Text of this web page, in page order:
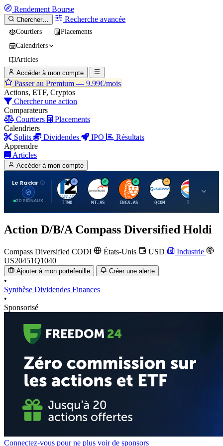
Rendement Bourse
Chercher… Recherche avancée
Courtiers
Placements
Calendriers
Articles
Accéder à mon compte
Passer au Premium — 9.99€/mois
Actions, ETF, Cryptos
Chercher une action
Comparateurs
Courtiers
Placements
Calendriers
Splits
Dividendes IPO
Résultats
Apprendre
Articles
Accéder à mon compte
Le Radar
20 SIGNAUX
T
TTWO
A
MT.AS
I
INGA.AS
Q
QCOM
T
TTE
Action D/B/A Compass Diversified Holdi
Compass Diversified CODI États-Unis USD
Industrie
US20451Q1040
Ajouter à mon portefeuille Créer une alerte
•
Synthèse Dividendes Finances
•
Sponsorisé
Connectez-vous pour ne plus voir de sponsors